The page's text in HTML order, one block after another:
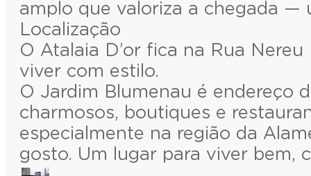
amplo que valoriza a chegada —
Localização
O Atalaia D’or fica na Rua
viver com estilo.
O Jardim Blumenau é endereço
charmosos, boutiques e
especialmente na região da
gosto. Um lugar para viver bem,